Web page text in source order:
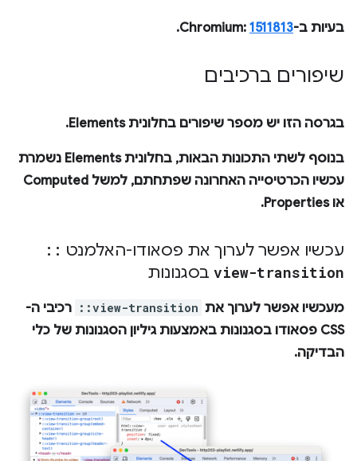
בעיות ב-Chromium:1511813
.
שיפורים ברכיבים
בגרסה הזו יש מספר שיפורים בחלוניתElements
.
בנוסף לשתי התכונות הבאות, בחלוניתElements נשמרת
עכשיו הכרטיסייה האחרונה שפתחתם, למשל Computed
אוProperties
.
עכשיו אפשר לערוך את פסאודו-האלמנט ::
view-transition בסגנונות
מעכשיו אפשר לערוך את ::view-transition רכיבי ה-
CSS פסאודו ב
סגנונות באמצעות גיליון הסגנונות של כלי
הבדיקה.